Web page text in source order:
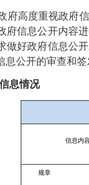
府高度重视政府
府信息公开内容
做好政府信息公
息公开的审查和
息情况
信息内
规章